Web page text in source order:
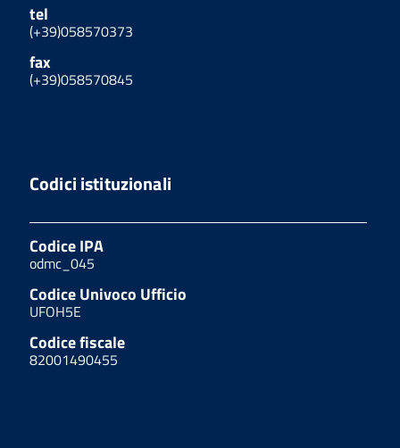
tel
(+39)058570373
fax
(+39)058570845
Codici istituzionali
Codice IPA
odmc_045
Codice Univoco Ufficio
UFOH5E
Codice fiscale
82001490455